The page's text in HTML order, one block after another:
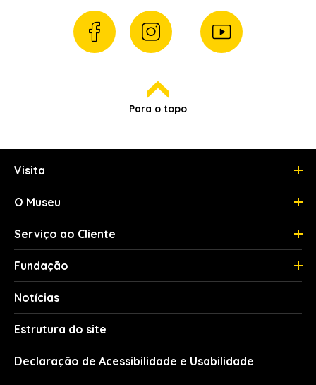
Para o topo
Visita
O Museu
Serviço ao Cliente
Fundação
Notícias
Estrutura do site
Declaração de Acessibilidade e Usabilidade